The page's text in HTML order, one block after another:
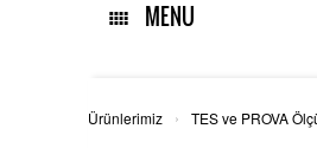
MENU
Ana Sayfa
Ürünlerimiz › TES ve PROVA